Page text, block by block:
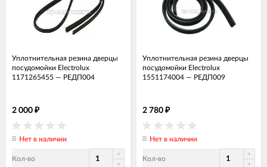
Уплотнительная резина дверцы
посудомойки Electrolux
1171265455 — РЕДП004
2 000 ₽
Нет в наличии
Кол-во
Уплотнительная резина дверцы
посудомойки Electrolux
1551174004 — РЕДП009
2 780 ₽
Нет в наличии
Кол-во